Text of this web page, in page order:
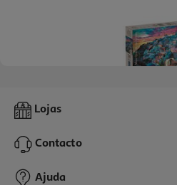
Puzzle Greece Clementoni 500 Peças
9,99 €
Lojas
Contacto
Ajuda